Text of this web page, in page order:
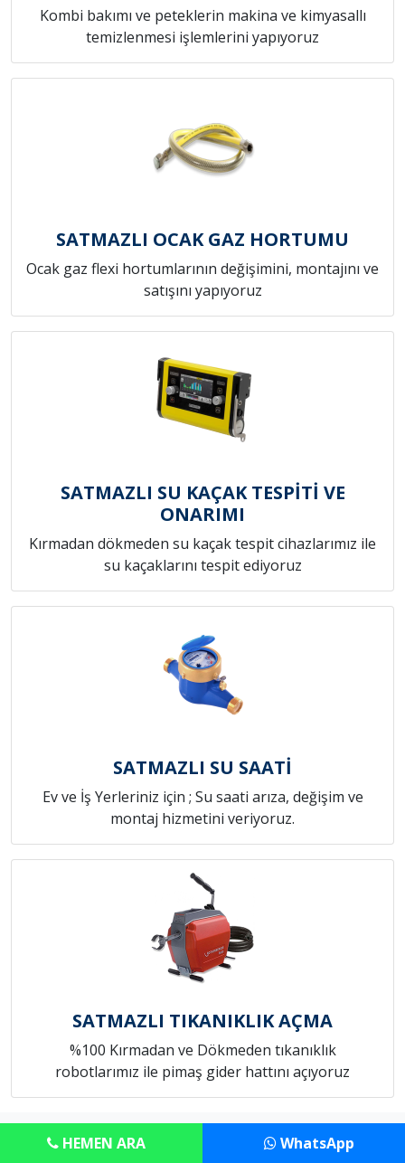
Kombi bakımı ve peteklerin makina ve kimyasallı
temizlenmesi işlemlerini yapıyoruz
SATMAZLI OCAK GAZ HORTUMU
Ocak gaz flexi hortumlarının değişimini, montajını ve
satışını yapıyoruz
SATMAZLI SU KAÇAK TESPİTİ VE
ONARIMI
Kırmadan dökmeden su kaçak tespit cihazlarımız ile
su kaçaklarını tespit ediyoruz
SATMAZLI SU SAATİ
Ev ve İş Yerleriniz için ; Su saati arıza, değişim ve
montaj hizmetini veriyoruz.
SATMAZLI TIKANIKLIK AÇMA
%100 Kırmadan ve Dökmeden tıkanıklık
robotlarımız ile pimaş gider hattını açıyoruz
HEMEN ARA WhatsApp
Copyright © Anadolu Konut Tamircim